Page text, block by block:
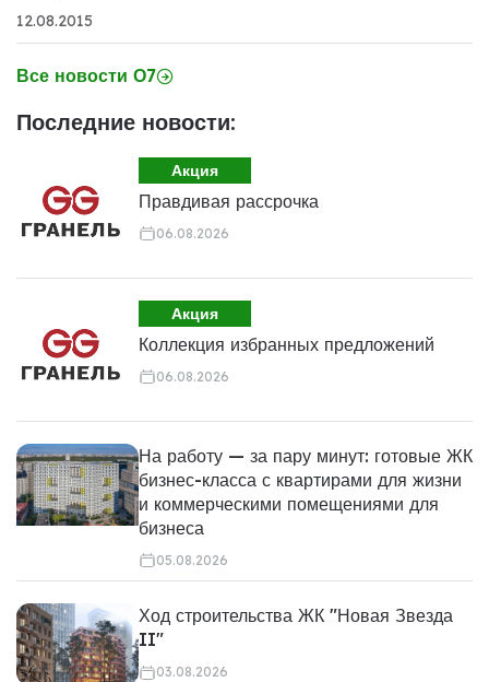
12.08.2015
Все новости О7
Последние новости:
Акция
Правдивая рассрочка
06.08.2026
Акция
Коллекция избранных предложений
06.08.2026
На работу — за пару минут: готовые ЖК
бизнес-класса с квартирами для жизни
и коммерческими помещениями для
бизнеса
05.08.2026
Ход строительства ЖК "Новая Звезда
II"
03.08.2026